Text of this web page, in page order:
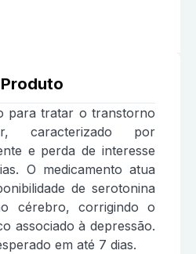
para tratar o transtorno
caracterizado por
e perda de interesse
O medicamento atua
de serotonina
cérebro, corrigindo o
associado à depressão.
em até 7 dias.